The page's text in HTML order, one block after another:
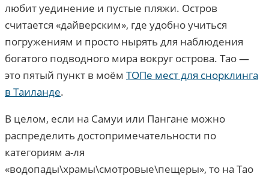
любит уединение и пустые пляжи. Остров
считается «дайверским», где удобно учиться
погружениям и просто нырять для наблюдения
богатого подводного мира вокруг острова. Тао —
это пятый пункт в моём ТОПе мест для снорклинга
в Таиланде.
В целом, если на Самуи или Пангане можно
распределить достопримечательности по
категориям а-ля
«водопады\храмы\смотровые\пещеры», то на Тао